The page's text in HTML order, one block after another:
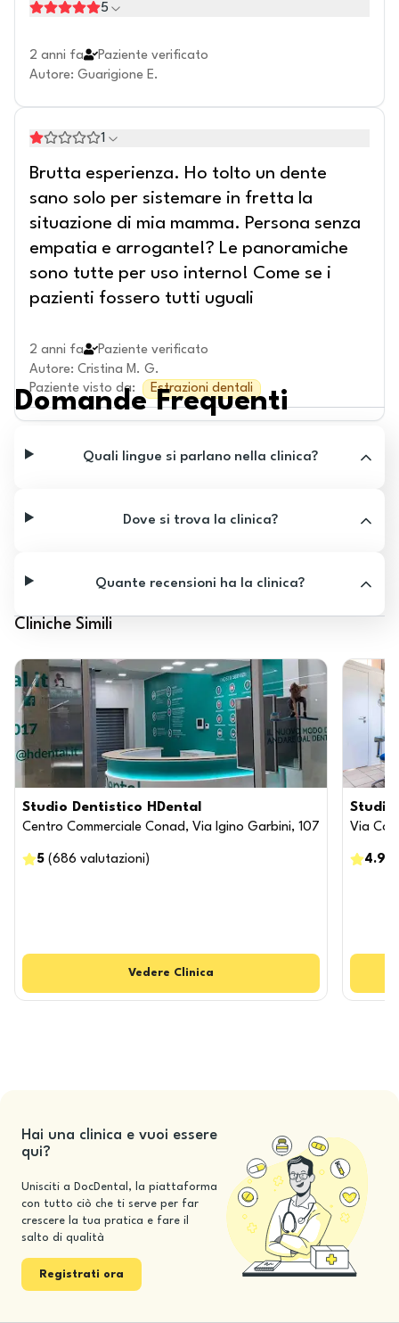
5
2 anni fa
Paziente verificato
Autore: Guarigione E.
1
Brutta esperienza. Ho tolto un dente
sano solo per sistemare in fretta la
situazione di mia mamma. Persona senza
empatia e arrogante!? Le panoramiche
sono tutte per uso interno! Come se i
pazienti fossero tutti uguali
2 anni fa
Paziente verificato
Autore: Cristina M. G.
Paziente visto da: Estrazioni dentali
Domande Frequenti
Quali lingue si parlano nella clinica?
Dove si trova la clinica?
Quante recensioni ha la clinica?
Cliniche Simili
Studio Dentistico HDental
Centro Commerciale Conad, Via Igino Garbini, 107
5 (686 valutazioni )
Vedere Clinica
Via Col
4.9
Hai una clinica e vuoi essere
qui?
Unisciti a DocDental, la piattaforma
con tutto ciò che ti serve per far
crescere la tua pratica e fare il
salto di qualità
Registrati ora